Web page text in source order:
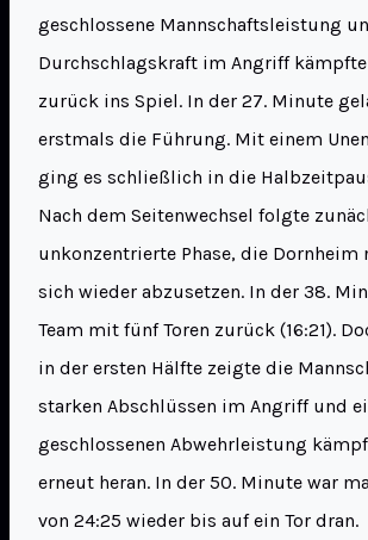
geschlossene Mannschaftsleistung
Durchschlagskraft im Angriff
zurück ins Spiel. In der 27. Minute
erstmals die Führung. Mit einem
ging es schließlich in die
Nach dem Seitenwechsel folgte
unkonzentrierte Phase, die Dornheim
sich wieder abzusetzen. In der 38.
Team mit fünf Toren zurück (16:21).
in der ersten Hälfte zeigte die
starken Abschlüssen im Angriff und
geschlossenen Abwehrleistung
erneut heran. In der 50. Minute war
von 24:25 wieder bis auf ein Tor dran.